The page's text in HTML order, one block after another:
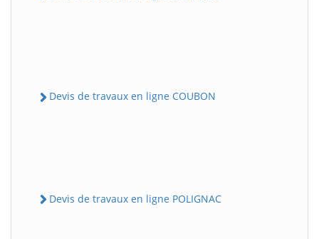
Devis de travaux en ligne COUBON
Devis de travaux en ligne POLIGNAC